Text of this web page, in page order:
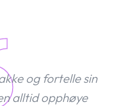
og fortelle sin
alltid opphøye